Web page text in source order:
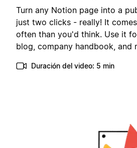
Turn any Notion page into a
just two clicks - really! It
often than you'd think. Use it
blog, company handbook, and
Duración del video: 5 min